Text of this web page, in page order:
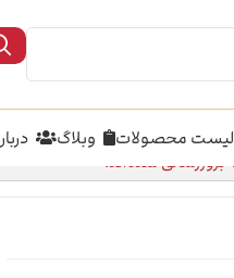
لیست محصولات وبلاگ